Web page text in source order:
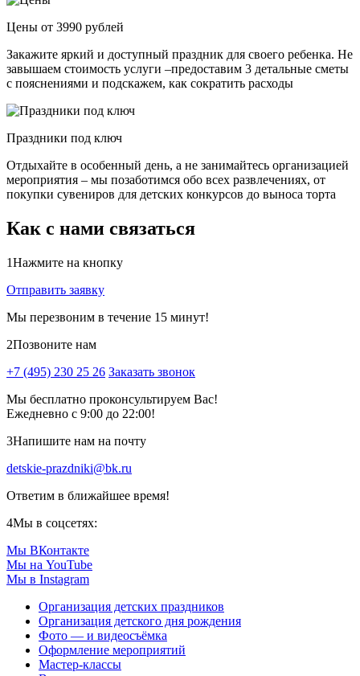
Цены от 3990 рублей
Закажите яркий и доступный праздник для своего ребенка. Не
завышаем стоимость услуги –предоставим 3 детальные сметы
с пояснениями и подскажем, как сократить расходы
Праздники под ключ
Отдыхайте в особенный день, а не занимайтесь организацией
мероприятия – мы позаботимся обо всех развлечениях, от
покупки сувениров для детских конкурсов до выноса торта
Как с нами связаться
1Нажмите на кнопку
Отправить заявку
Мы перезвоним в течение 15 минут!
2Позвоните нам
+7 (495) 230 25 26 Заказать звонок
Мы бесплатно проконсультируем Вас!
Ежедневно с 9:00 до 22:00!
3Напишите нам на почту
detskie-prazdniki@bk.ru
Ответим в ближайшее время!
4Мы в соцсетях:
Мы ВКонтакте
Мы на YouTube
Мы в Instagram
Организация детских праздников
Организация детского дня рождения
Фото — и видеосъёмка
Оформление мероприятий
Мастер-классы